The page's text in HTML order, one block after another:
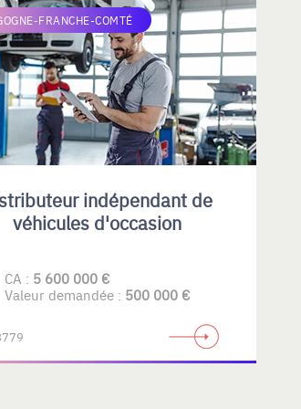
FRANCHE-COMTÉ
indépendant de
véhicules d'occasion
CA : 5 600 000 €
Valeur demandée : 500 000 €